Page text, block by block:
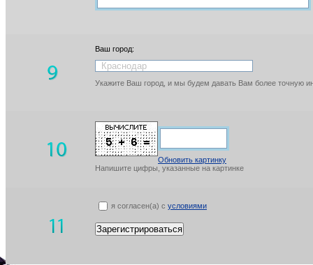
Ваш город:
Укажите Ваш город, и мы будем давать Вам более точную
Обновить картинку
Напишите цифры, указанные на картинке
я согласен(а) с условиями
Зарегистрироваться